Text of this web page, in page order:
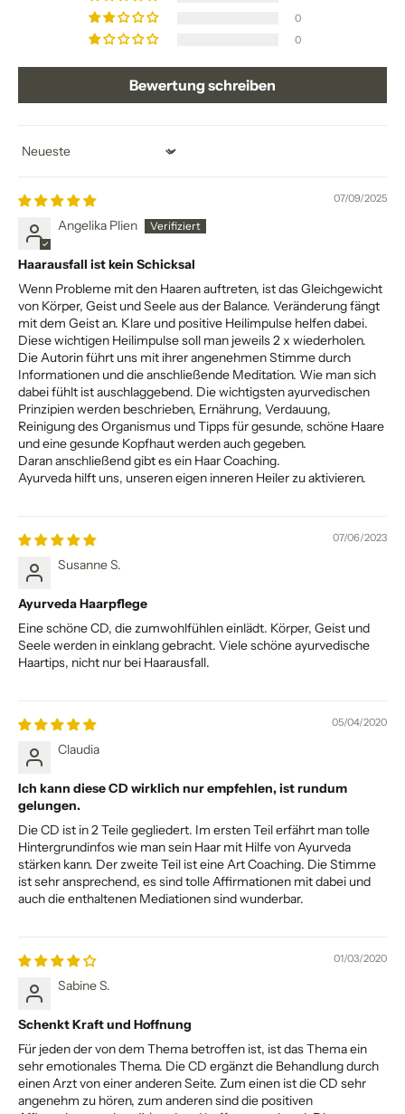
0
0
Bewertung schreiben
Sort by
07/09/2025
Angelika Plien
Haarausfall ist kein Schicksal
Wenn Probleme mit den Haaren auftreten, ist das Gleichgewicht
von Körper, Geist und Seele aus der Balance. Veränderung fängt
mit dem Geist an. Klare und positive Heilimpulse helfen dabei.
Diese wichtigen Heilimpulse soll man jeweils 2 x wiederholen.
Die Autorin führt uns mit ihrer angenehmen Stimme durch
Informationen und die anschließende Meditation. Wie man sich
dabei fühlt ist auschlaggebend. Die wichtigsten ayurvedischen
Prinzipien werden beschrieben, Ernährung, Verdauung,
Reinigung des Organismus und Tipps für gesunde, schöne Haare
und eine gesunde Kopfhaut werden auch gegeben.
Daran anschließend gibt es ein Haar Coaching.
Ayurveda hilft uns, unseren eigen inneren Heiler zu aktivieren.
07/06/2023
Susanne S.
Ayurveda Haarpflege
Eine schöne CD, die zumwohlfühlen einlädt. Körper, Geist und
Seele werden in einklang gebracht. Viele schöne ayurvedische
Haartips, nicht nur bei Haarausfall.
05/04/2020
Claudia
Ich kann diese CD wirklich nur empfehlen, ist rundum
gelungen.
Die CD ist in 2 Teile gegliedert. Im ersten Teil erfährt man tolle
Hintergrundinfos wie man sein Haar mit Hilfe von Ayurveda
stärken kann. Der zweite Teil ist eine Art Coaching. Die Stimme
ist sehr ansprechend, es sind tolle Affirmationen mit dabei und
auch die enthaltenen Mediationen sind wunderbar.
01/03/2020
Sabine S.
Schenkt Kraft und Hoffnung
Für jeden der von dem Thema betroffen ist, ist das Thema ein
sehr emotionales Thema. Die CD ergänzt die Behandlung durch
einen Arzt von einer anderen Seite. Zum einen ist die CD sehr
angenehm zu hören, zum anderen sind die positiven